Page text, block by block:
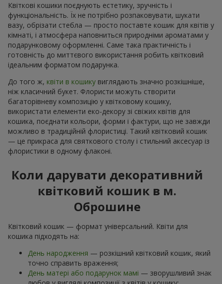
Квіткові кошики поєднують естетику, зручність і
функціональність. Їх не потрібно розпаковувати, шукати
вазу, обрізати стебла — просто поставте кошик для квітів у
кімнаті, і атмосфера наповниться природніми ароматами у
подарунковому оформленні. Саме така практичність і
готовність до миттєвого використання робить квітковий
ідеальним форматом подарунка.
До того ж, квіти в кошику виглядають значно розкішніше,
ніж класичний букет. Флористи можуть створити
багаторівневу композицію у квітковому кошику,
використати елементи еко-декору зі свіжих квітів для
кошика, поєднати кольори, форми і фактури, що не завжди
можливо в традиційній флористиці. Такий квітковий кошик
— це прикраса для святкового столу і стильний аксесуар із
флористики в одному флаконі.
Коли дарувати декоративний
квітковий кошик в м.
Оброшине
Квітковий кошик — формат універсальний. Квіти для
кошика підходять на:
День народження — розкішний квітковий кошик, який
точно справить враження;
День матері або подарунок мамі — зворушливий знак